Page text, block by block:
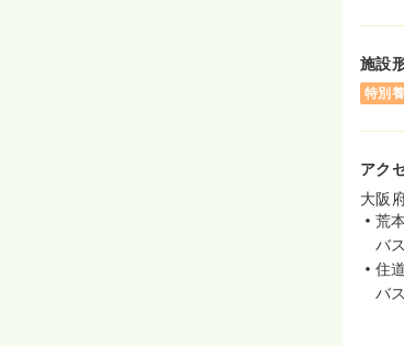
施設
特別
アク
大阪
荒
バ
住
バ